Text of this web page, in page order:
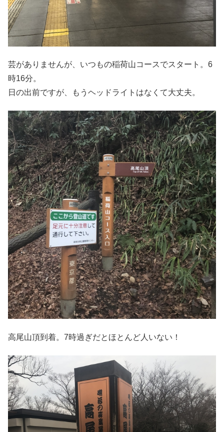
芸がありませんが、いつもの稲荷山コースでスタート。6
時16分。
日の出前ですが、もうヘッドライトはなくて大丈夫。
高尾山頂到着。7時過ぎだとほとんど人いない！